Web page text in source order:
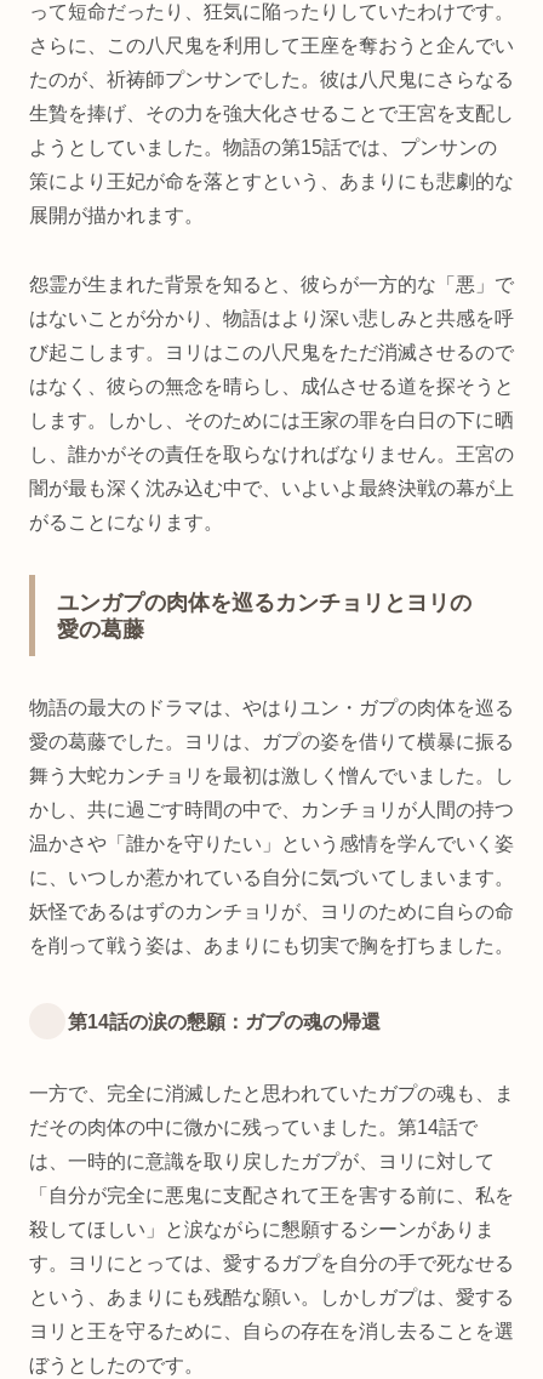
って短命だったり、狂気に陥ったりしていたわけです。
さらに、この八尺鬼を利用して王座を奪おうと企んでい
たのが、祈祷師プンサンでした。彼は八尺鬼にさらなる
生贄を捧げ、その力を強大化させることで王宮を支配し
ようとしていました。物語の第15話では、プンサンの
策により王妃が命を落とすという、あまりにも悲劇的な
展開が描かれます。
怨霊が生まれた背景を知ると、彼らが一方的な「悪」で
はないことが分かり、物語はより深い悲しみと共感を呼
び起こします。ヨリはこの八尺鬼をただ消滅させるので
はなく、彼らの無念を晴らし、成仏させる道を探そうと
します。しかし、そのためには王家の罪を白日の下に晒
し、誰かがその責任を取らなければなりません。王宮の
闇が最も深く沈み込む中で、いよいよ最終決戦の幕が上
がることになります。
ユンガプの肉体を巡るカンチョリとヨリの
愛の葛藤
物語の最大のドラマは、やはりユン・ガプの肉体を巡る
愛の葛藤でした。ヨリは、ガプの姿を借りて横暴に振る
舞う大蛇カンチョリを最初は激しく憎んでいました。し
かし、共に過ごす時間の中で、カンチョリが人間の持つ
温かさや「誰かを守りたい」という感情を学んでいく姿
に、いつしか惹かれている自分に気づいてしまいます。
妖怪であるはずのカンチョリが、ヨリのために自らの命
を削って戦う姿は、あまりにも切実で胸を打ちました。
第14話の涙の懇願：ガプの魂の帰還
一方で、完全に消滅したと思われていたガプの魂も、ま
だその肉体の中に微かに残っていました。第14話で
は、一時的に意識を取り戻したガプが、ヨリに対して
「自分が完全に悪鬼に支配されて王を害する前に、私を
殺してほしい」と涙ながらに懇願するシーンがありま
す。ヨリにとっては、愛するガプを自分の手で死なせる
という、あまりにも残酷な願い。しかしガプは、愛する
ヨリと王を守るために、自らの存在を消し去ることを選
ぼうとしたのです。